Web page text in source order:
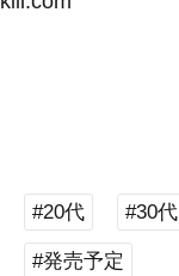
#20代 #30代
#発売予定